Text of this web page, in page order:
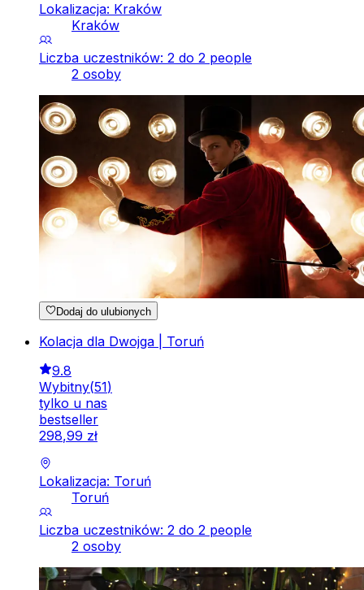
Lokalizacja: Kraków
Kraków
Liczba uczestników: 2 do 2 people
2 osoby
Dodaj do ulubionych
Kolacja dla Dwojga | Toruń
9.8
Wybitny(51)
tylko u nas
bestseller
298,99 zł
Lokalizacja: Toruń
Toruń
Liczba uczestników: 2 do 2 people
2 osoby